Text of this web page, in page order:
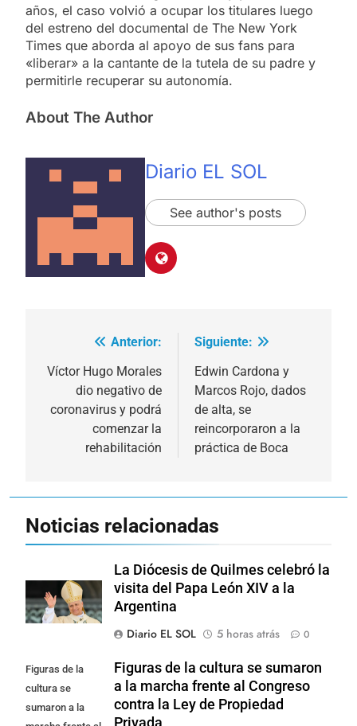
años, el caso volvió a ocupar los titulares luego
del estreno del documental de The New York
Times que aborda al apoyo de sus fans para
«liberar» a la cantante de la tutela de su padre y
permitirle recuperar su autonomía.
About The Author
Diario EL SOL
See author's posts
Navegación
de
entradas
Anterior:
Víctor Hugo Morales
dio negativo de
coronavirus y podrá
comenzar la
rehabilitación
Siguiente:
Edwin Cardona y
Marcos Rojo, dados
de alta, se
reincorporaron a la
práctica de Boca
Noticias relacionadas
La Diócesis de Quilmes celebró la
visita del Papa León XIV a la
Argentina
Diario EL SOL
5 horas atrás 0
Figuras de la
cultura se
sumaron a la
Figuras de la cultura se sumaron
a la marcha frente al Congreso
contra la Ley de Propiedad
Privada